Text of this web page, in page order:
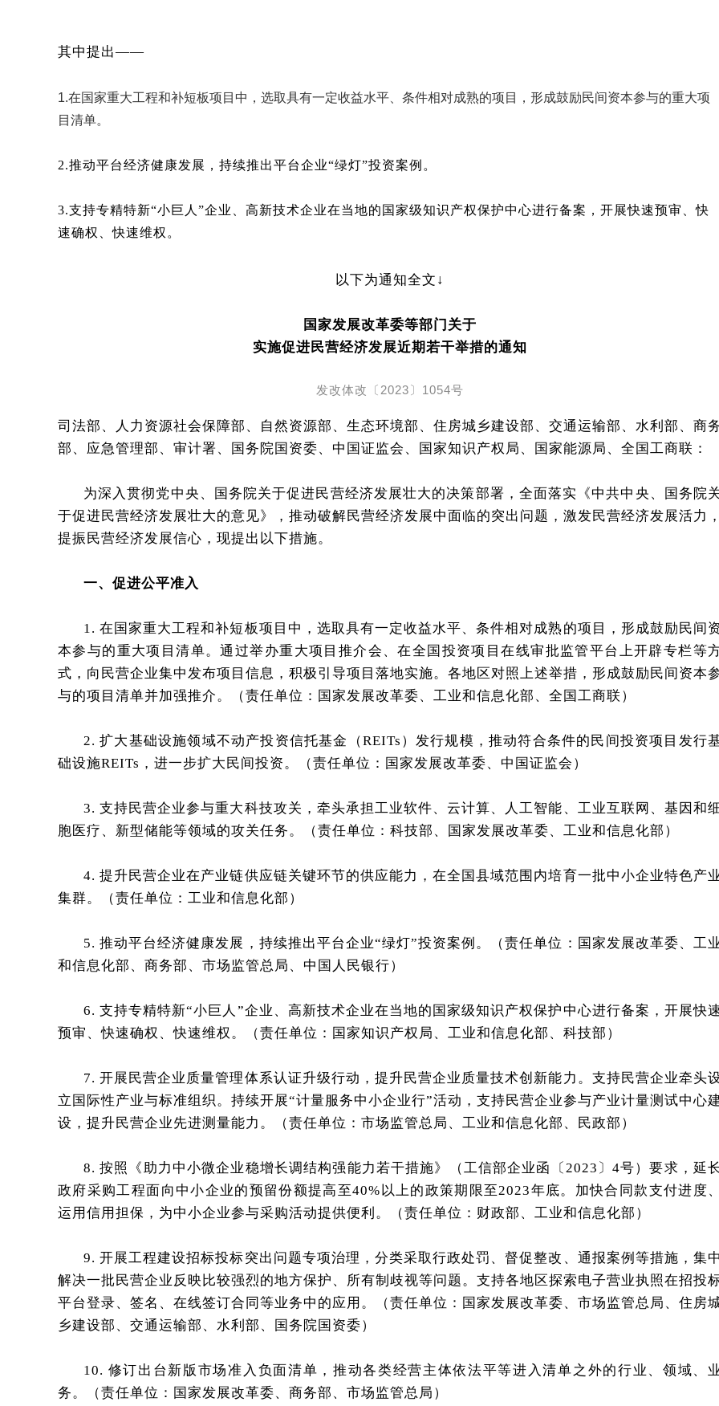
其中提出——
1.在国家重大工程和补短板项目中，选取具有一定收益水平、条件相对成熟的项目，形成鼓励民间资本参与的重大项
目清单。
2.推动平台经济健康发展，持续推出平台企业“绿灯”投资案例。
3.支持专精特新“小巨人”企业、高新技术企业在当地的国家级知识产权保护中心进行备案，开展快速预审、快
速确权、快速维权。
以下为通知全文↓
国家发展改革委等部门关于
实施促进民营经济发展近期若干举措的通知
发改体改〔2023〕1054号
司法部、人力资源社会保障部、自然资源部、生态环境部、住房城乡建设部、交通运输部、水利部、商
部、应急管理部、审计署、国务院国资委、中国证监会、国家知识产权局、国家能源局、全国工商联：
为深入贯彻党中央、国务院关于促进民营经济发展壮大的决策部署，全面落实《中共中央、国务院
于促进民营经济发展壮大的意见》，推动破解民营经济发展中面临的突出问题，激发民营经济发展活力，
提振民营经济发展信心，现提出以下措施。
一、促进公平准入
1. 在国家重大工程和补短板项目中，选取具有一定收益水平、条件相对成熟的项目，形成鼓励民间
本参与的重大项目清单。通过举办重大项目推介会、在全国投资项目在线审批监管平台上开辟专栏等
式，向民营企业集中发布项目信息，积极引导项目落地实施。各地区对照上述举措，形成鼓励民间资本
与的项目清单并加强推介。（责任单位：国家发展改革委、工业和信息化部、全国工商联）
2. 扩大基础设施领域不动产投资信托基金（REITs）发行规模，推动符合条件的民间投资项目发行
础设施REITs，进一步扩大民间投资。（责任单位：国家发展改革委、中国证监会）
3. 支持民营企业参与重大科技攻关，牵头承担工业软件、云计算、人工智能、工业互联网、基因和细
胞医疗、新型储能等领域的攻关任务。（责任单位：科技部、国家发展改革委、工业和信息化部）
4. 提升民营企业在产业链供应链关键环节的供应能力，在全国县域范围内培育一批中小企业特色产
集群。（责任单位：工业和信息化部）
5. 推动平台经济健康发展，持续推出平台企业“绿灯”投资案例。（责任单位：国家发展改革委、工
和信息化部、商务部、市场监管总局、中国人民银行）
6. 支持专精特新“小巨人”企业、高新技术企业在当地的国家级知识产权保护中心进行备案，开展快
预审、快速确权、快速维权。（责任单位：国家知识产权局、工业和信息化部、科技部）
7. 开展民营企业质量管理体系认证升级行动，提升民营企业质量技术创新能力。支持民营企业牵头
立国际性产业与标准组织。持续开展“计量服务中小企业行”活动，支持民营企业参与产业计量测试中心
设，提升民营企业先进测量能力。（责任单位：市场监管总局、工业和信息化部、民政部）
8. 按照《助力中小微企业稳增长调结构强能力若干措施》（工信部企业函〔2023〕4号）要求，延
政府采购工程面向中小企业的预留份额提高至40%以上的政策期限至2023年底。加快合同款支付进度、
运用信用担保，为中小企业参与采购活动提供便利。（责任单位：财政部、工业和信息化部）
9. 开展工程建设招标投标突出问题专项治理，分类采取行政处罚、督促整改、通报案例等措施，集中
解决一批民营企业反映比较强烈的地方保护、所有制歧视等问题。支持各地区探索电子营业执照在招投
平台登录、签名、在线签订合同等业务中的应用。（责任单位：国家发展改革委、市场监管总局、住房
乡建设部、交通运输部、水利部、国务院国资委）
10. 修订出台新版市场准入负面清单，推动各类经营主体依法平等进入清单之外的行业、领域、
务。（责任单位：国家发展改革委、商务部、市场监管总局）